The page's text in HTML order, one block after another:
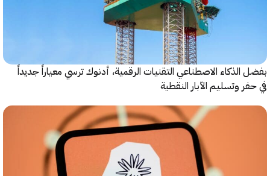
الاصطناعي التقنيات الرقمية، أدنوك ترسي معياراً جديداً
وتسليم الآبار النقطية